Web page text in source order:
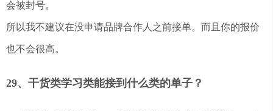
会被封号。
所以我不建议在没申请品牌合作人之前接单。而且你的报价
也不会很高。
29、干货类学习类能接到什么类的单子？